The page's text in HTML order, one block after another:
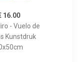
16.00
- Vuelo de
Kunstdruk